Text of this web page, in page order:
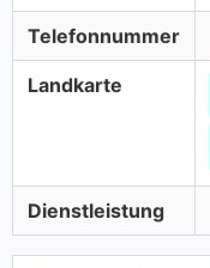
Telefonnummer
Landkarte
Dienstleistung